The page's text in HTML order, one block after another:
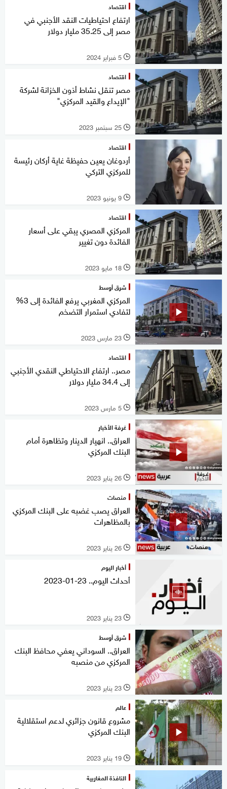
اقتصاد
ارتفاع احتياطيات النقد الأجنبي في
مصر إلى 35.25 مليار دولار
l 5 فبراير 2024
اقتصاد
مصر تنقل نشاط أذون الخزانة لشركة
"الإيداع والقيد المركزي"
l 25 سبتمبر 2023
اقتصاد
أردوغان يعين حفيظة غاية أركان رئيسة
للمركزي التركي
l 9 يونيو 2023
اقتصاد
المركزي المصري يبقي على أسعار
الفائدة دون تغيير
l 18 مايو 2023
شرق أوسط
المركزي المغربي يرفع الفائدة إلى 3%
لتفادي استمرار التضخم
l 23 مارس 2023
اقتصاد
مصر.. ارتفاع الاحتياطي النقدي الأجنبي
إلى 34.4 مليار دولار
l 5 مارس 2023
غرفة الأخبار
العراق.. انهيار الدينار وتظاهرة أمام
البنك المركزي
l 26 يناير 2023
منصات
العراق يصب غضبه على البنك المركزي
بالمظاهرات
l 26 يناير 2023
أخبار اليوم
أحداث اليوم.. 23-01-2023
l 23 يناير 2023
شرق أوسط
العراق.. السوداني يعفي محافظ البنك
المركزي من منصبه
l 23 يناير 2023
عالم
مشروع قانون جزائري لدعم استقلالية
البنك المركزي
l 19 يناير 2023
النافذة المغاربية